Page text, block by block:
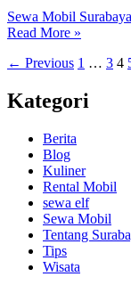
Sewa Mobil
Read More »
← Previous 1 … 3 4
Kategori
Berita
Blog
Kuliner
Rental Mobil
sewa elf
Sewa Mobil
Tentang
Tips
Wisata